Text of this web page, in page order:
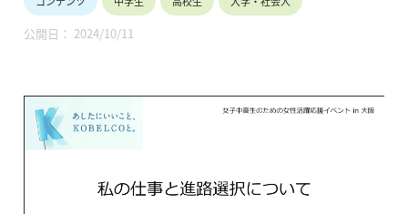
10年後、私は何をしているんだろう？多様な未来の中で、企業
で活躍することは有力な選択肢です。現在企業で活躍中の少し
先輩の経験談を聞く事ができる大変貴重な機会です。
関西に拠点を置く企業に御参加頂いております。ダイバーシテ
ィ、男女共同参画が時代のキーワードになっています。
産業界は女子の活躍の場を拡大して参ります。お子様や生徒と
公開日： 2024/10/11